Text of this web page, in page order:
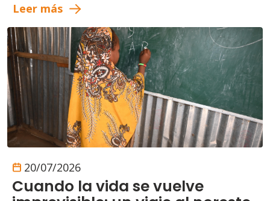
Leer más
20/07/2026
Cuando la vida se vuelve